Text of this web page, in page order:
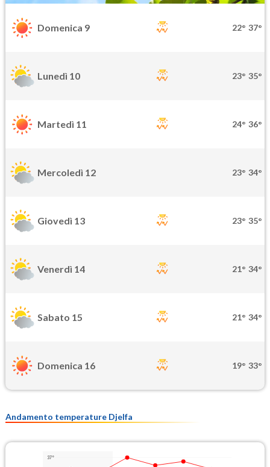
Domenica 9 22° 37°
Lunedì 10 23° 35°
Martedì 11 24° 36°
Mercoledì 12 23° 34°
Giovedì 13 23° 35°
Venerdì 14 21° 34°
Sabato 15 21° 34°
Domenica 16 19° 33°
Andamento temperature Djelfa
37°